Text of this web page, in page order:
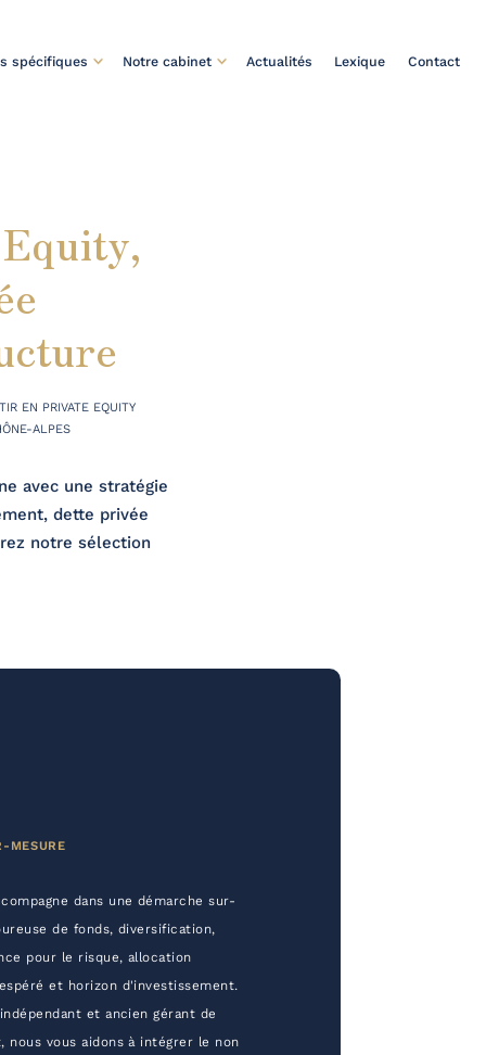
EN PRIVATE EQUITY
ALPES
avec une stratégie
dette privée
notre sélection
MESURE
dans une démarche sur-
de fonds, diversification,
pour le risque, allocation
et horizon d'investissement.
et ancien gérant de
nous vous aidons à intégrer le non
spécifiques Notre cabinet Actualités Lexique Contact